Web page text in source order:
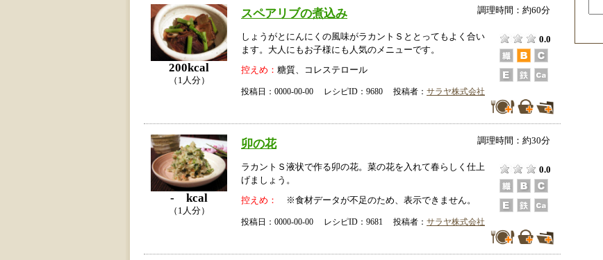
200kcal
（1人分）
スペアリブの煮込み 調理時間：約60分
しょうがとにんにくの風味がラカントＳととってもよく合い
ます。大人にもお子様にも人気のメニューです。
0.0
控えめ： 糖質、コレステロール
投稿日：0000-00-00 レシピID：9680 投稿者： サラヤ株式会社
- kcal
（1人分）
卯の花 調理時間：約30分
ラカントＳ液状で作る卯の花。菜の花を入れて春らしく仕上
げましょう。
0.0
控えめ： ※食材データが不足のため、表示できません。
投稿日：0000-00-00 レシピID：9681 投稿者： サラヤ株式会社